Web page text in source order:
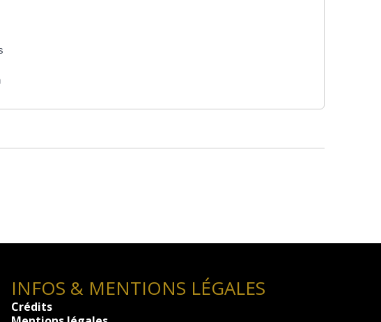
INFOS & MENTIONS LÉGALES
Crédits